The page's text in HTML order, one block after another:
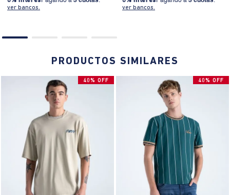
ver bancos.
ver bancos.
PRODUCTOS SIMILARES
40% OFF 40% OFF